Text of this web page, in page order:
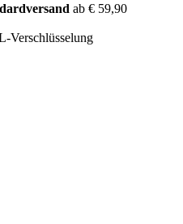
ab € 59,90
Verschlüsselung